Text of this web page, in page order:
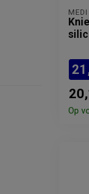
MEDI
Op